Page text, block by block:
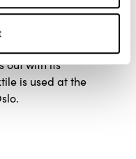
out with its
is used at the